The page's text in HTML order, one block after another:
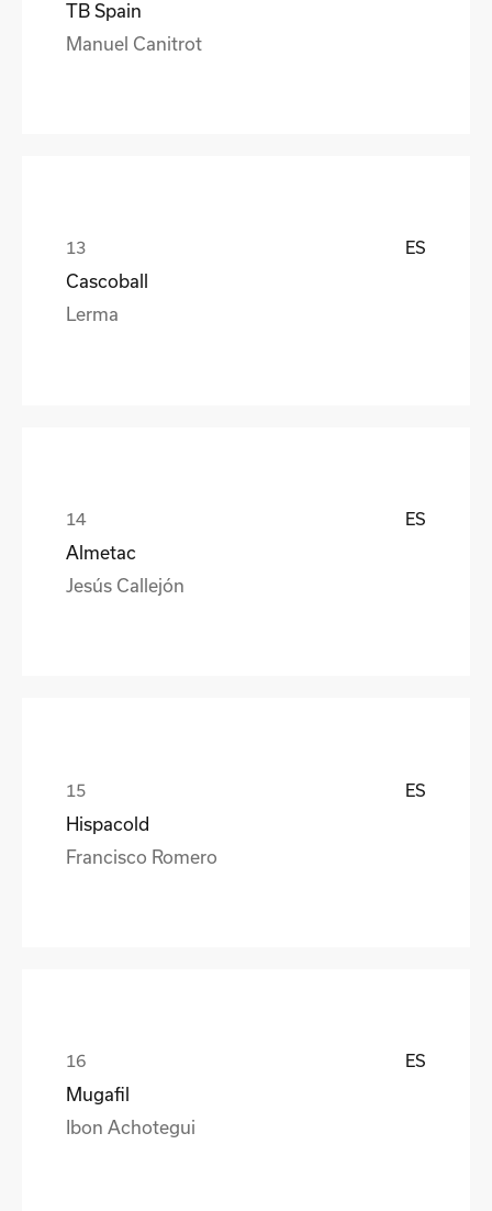
TB Spain
Manuel Canitrot
ES
Cascoball
Lerma
ES
Almetac
Jesús Callejón
ES
Hispacold
Francisco Romero
ES
Mugafil
Ibon Achotegui